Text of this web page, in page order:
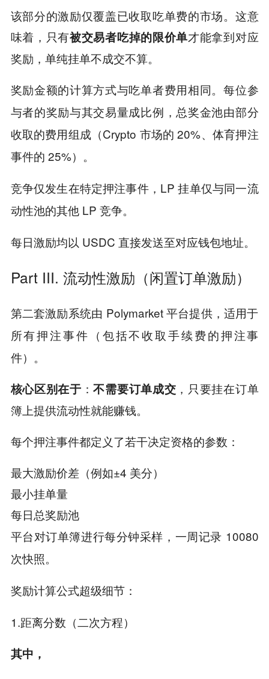
该部分的激励仅覆盖已收取吃单费的市场。这意
味着，只有被交易者吃掉的限价单才能拿到对应
奖励，单纯挂单不成交不算。
奖励金额的计算方式与吃单者费用相同。每位参
与者的奖励与其交易量成比例，总奖金池由部分
收取的费用组成（Crypto 市场的 20%、体育押注
事件的 25%）。
竞争仅发生在特定押注事件，LP 挂单仅与同一流
动性池的其他 LP 竞争。
每日激励均以 USDC 直接发送至对应钱包地址。
Part III. 流动性激励（闲置订单激励）
第二套激励系统由 Polymarket 平台提供，适用于
所有押注事件（包括不收取手续费的押注事
件）。
核心区别在于 ：不需要订单成交 ，只要挂在订单
簿上提供流动性就能赚钱。
每个押注事件都定义了若干决定资格的参数：
最大激励价差（例如±4 美分）
最小挂单量
每日总奖励池
平台对订单簿进行每分钟采样，一周记录 10080
次快照。
奖励计算公式超级细节：
1.距离分数（二次方程）
其中，